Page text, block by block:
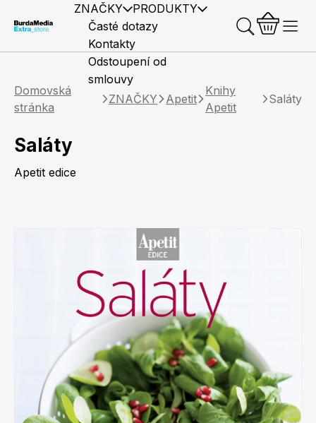
ZNAČKY PRODUKTY
Marianne
Apetit
Elle Decoration
Marianne Bydlení
Předplatné časopisů
Knihy
Časté dotazy
Kontakty
Odstoupení od
smlouvy
Domovská
stránka
ZNAČKY Apetit
Knihy
Apetit
Saláty
Saláty
Apetit edice